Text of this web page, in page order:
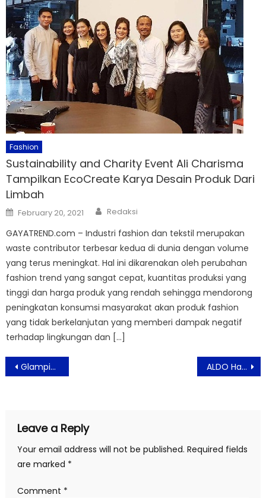
Fashion
Sustainability and Charity Event Ali Charisma
Tampilkan EcoCreate Karya Desain Produk Dari
Limbah
Posted
on
February 20, 2021 Author
Redaksi
GAYATREND.com – Industri fashion dan tekstil merupakan
waste contributor terbesar kedua di dunia dengan volume
yang terus meningkat. Hal ini dikarenakan oleh perubahan
fashion trend yang sangat cepat, kuantitas produksi yang
tinggi dan harga produk yang rendah sehingga mendorong
peningkatan konsumsi masyarakat akan produk fashion
yang tidak berkelanjutan yang memberi dampak negatif
terhadap lingkungan dan […]
Post
navigation
Glamping Mewah di Tengah Sawah, Grand Luxcamp Pangandaran Jadi Destinasi Staycation Baru ALDO Hadirkan Kampanye Ramadan 2026 “Every Look Tells A Story”, Rayakan Kebersamaan dalam Gaya
Leave a Reply
Your email address will not be published. Required fields
are marked *
Comment *